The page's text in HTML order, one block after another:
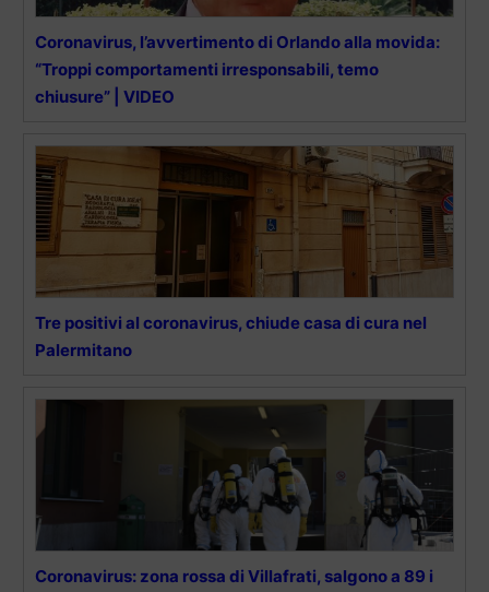
Coronavirus, l’avvertimento di Orlando alla movida:
“Troppi comportamenti irresponsabili, temo
chiusure” | VIDEO
Tre positivi al coronavirus, chiude casa di cura nel
Palermitano
Coronavirus: zona rossa di Villafrati, salgono a 89 i